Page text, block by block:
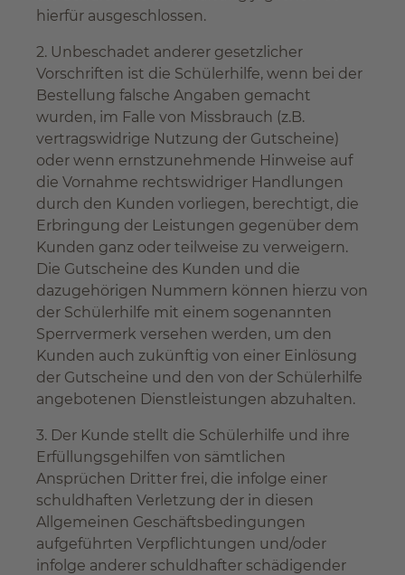
hierfür ausgeschlossen.
2. Unbeschadet anderer gesetzlicher
Vorschriften ist die Schülerhilfe, wenn bei der
Bestellung falsche Angaben gemacht
wurden, im Falle von Missbrauch (z.B.
vertragswidrige Nutzung der Gutscheine)
oder wenn ernstzunehmende Hinweise auf
die Vornahme rechtswidriger Handlungen
durch den Kunden vorliegen, berechtigt, die
Erbringung der Leistungen gegenüber dem
Kunden ganz oder teilweise zu verweigern.
Die Gutscheine des Kunden und die
dazugehörigen Nummern können hierzu von
der Schülerhilfe mit einem sogenannten
Sperrvermerk versehen werden, um den
Kunden auch zukünftig von einer Einlösung
der Gutscheine und den von der Schülerhilfe
angebotenen Dienstleistungen abzuhalten.
3. Der Kunde stellt die Schülerhilfe und ihre
Erfüllungsgehilfen von sämtlichen
Ansprüchen Dritter frei, die infolge einer
schuldhaften Verletzung der in diesen
Allgemeinen Geschäftsbedingungen
aufgeführten Verpflichtungen und/oder
infolge anderer schuldhafter schädigender